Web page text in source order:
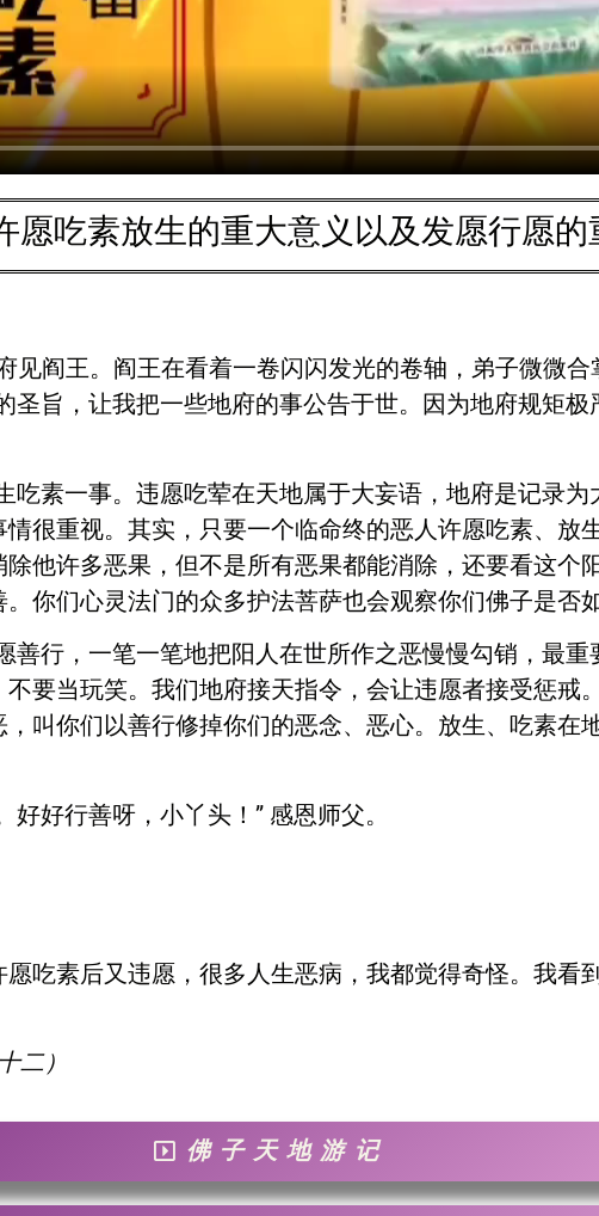
愿吃素放生的重大意义以及发愿行愿的
见阎王。阎王在看着一卷闪闪发光的卷轴，弟子微微
圣旨，让我把一些地府的事公告于世。因为地府规矩
吃素一事。违愿吃荤在天地属于大妄语，地府是记录
很重视。其实，只要一个临命终的恶人许愿吃素、放
他许多恶果，但不是所有恶果都能消除，还要看这个
你们心灵法门的众多护法菩萨也会观察你们佛子是否
善行，一笔一笔地把阳人在世所作之恶慢慢勾销，最
要当玩笑。我们地府接天指令，会让违愿者接受惩戒
叫你们以善行修掉你们的恶念、恶心。放生、吃素在
好行善呀，小丫头！” 感恩师父。
吃素后又违愿，很多人生恶病，我都觉得奇怪。我看
二）
佛子天地游记